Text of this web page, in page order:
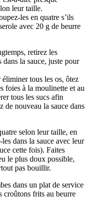
leur taille.
les en quatre s’ils
avec 20 g de beurre
retirez les
la sauce, juste pour
tous les os, ôtez
foies à la moulinette et au
tous les sucs afin
de nouveau la sauce dans
selon leur taille, en
dans la sauce avec leur
cette fois). Faites
le plus doux possible,
pas bouillir.
dans un plat de service
croûtons frits au beurre